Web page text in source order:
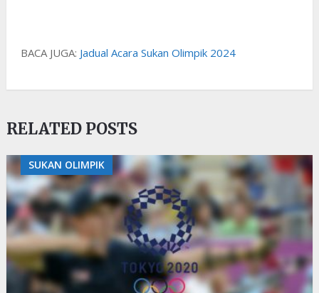
BACA JUGA: Jadual Acara Sukan Olimpik 2024
RELATED POSTS
SUKAN OLIMPIK